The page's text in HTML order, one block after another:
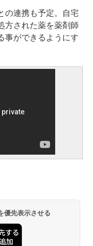
の連携も予定。自宅
方された薬を薬剤師
事ができるようにす
優先表示させる